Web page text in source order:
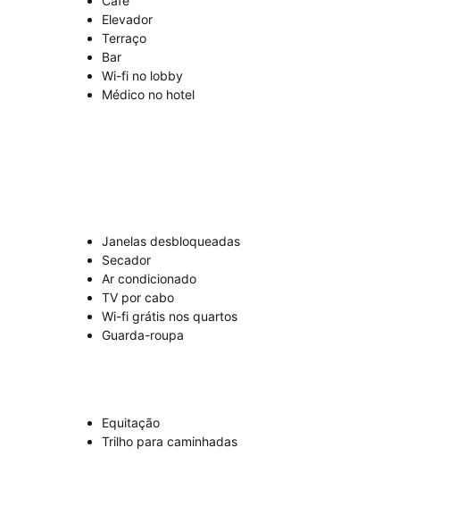
Elevador
Terraço
Bar
Wi-fi no lobby
Médico no hotel
Janelas desbloqueadas
Secador
Ar condicionado
TV por cabo
Wi-fi grátis nos quartos
Guarda-roupa
Equitação
Trilho para caminhadas